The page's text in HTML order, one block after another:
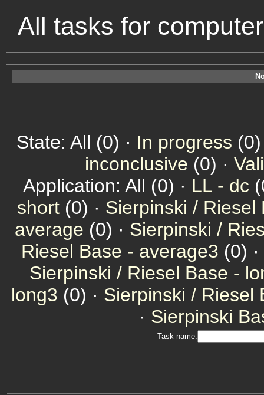
All tasks for
State: All (0) · In progress
inconclusive (0) ·
Application: All (0) · LL - dc
short (0) · Sierpinski / Riesel
average (0) · Sierpinski /
Riesel Base - average3 (0) ·
Sierpinski / Riesel Base -
long3 (0) · Sierpinski / Riesel
· Sierpinski
Task name: